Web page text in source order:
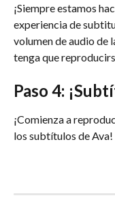
¡Siempre estamos
experiencia de
volumen de audio de
tenga que
Paso 4:
¡Comienza a
los subtítulos de Ava!